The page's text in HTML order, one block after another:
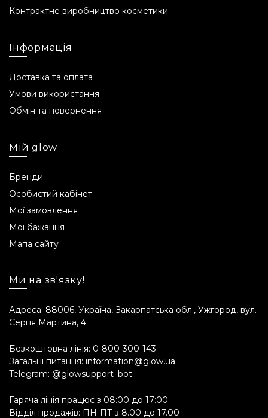
Контрактне виробництво косметики
Інформація
Доставка та оплата
Умови використання
Обмін та повернення
Мій glow
Бренди
Особистий кабінет
Мої замовлення
Мої бажання
Мапа сайту
Ми на зв'язку!
Адреса: 88006, Україна, Закарпатська обл., Ужгород, вул.
Сергія Мартина, 4
Безкоштовна лінія: 0-800-300-143
Загальні питання: information@glow.ua
Telegram: @glowsupport_bot
Гаряча лінія працює з 08:00 до 17:00
Відділ продажів: ПН-ПТ з 8.00 до 17.00